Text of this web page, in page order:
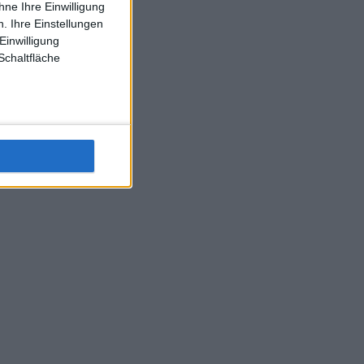
Ihre Einwilligung
Ihre Einstellungen
L-Struff wahrscheinlich morge 3 Spiele absolvieren (2.
1x Doppel) dank der hervorragenden Unterstützung
für F-A-A